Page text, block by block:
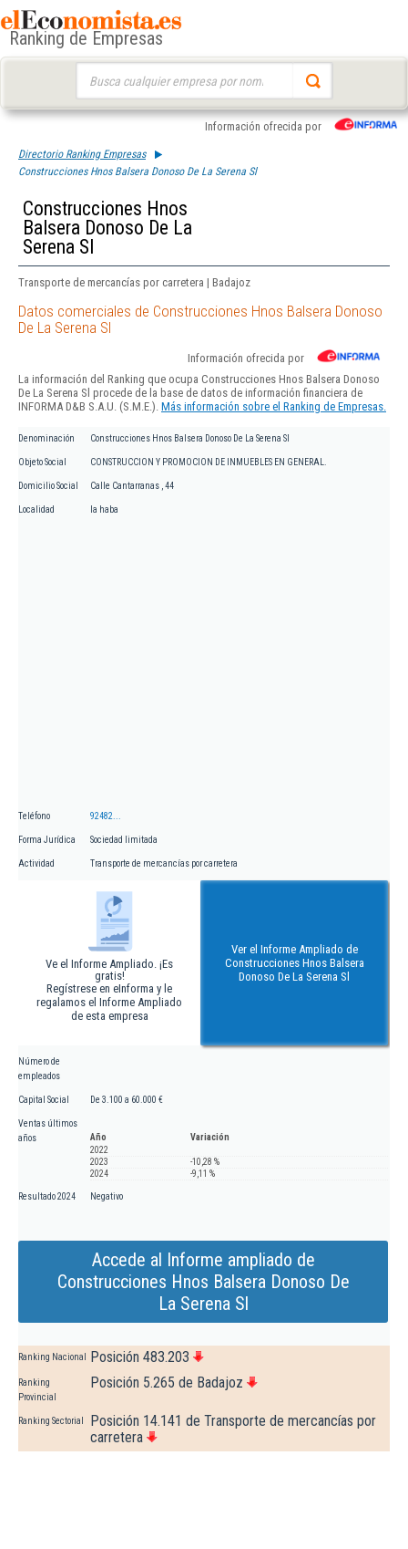
Ranking de Empresas
Información ofrecida por
Directorio Ranking Empresas
Construcciones Hnos Balsera Donoso De La Serena Sl
Construcciones Hnos
Balsera Donoso De La
Serena Sl
Transporte de mercancías por carretera | Badajoz
Datos comerciales de Construcciones Hnos Balsera Donoso
De La Serena Sl
Información ofrecida por
La información del Ranking que ocupa Construcciones Hnos Balsera Donoso
De La Serena Sl procede de la base de datos de información financiera de
INFORMA D&B S.A.U. (S.M.E.). Más información sobre el Ranking de Empresas.
Denominación Construcciones Hnos Balsera Donoso De La Serena Sl
Objeto Social CONSTRUCCION Y PROMOCION DE INMUEBLES EN GENERAL.
Domicilio Social Calle Cantarranas , 44
Localidad la haba
Teléfono 92482...
Forma Jurídica Sociedad limitada
Actividad Transporte de mercancías por carretera
Ve el Informe Ampliado. ¡Es
gratis!
Regístrese en eInforma y le
regalamos el Informe Ampliado
de esta empresa
Ver el Informe Ampliado de
Construcciones Hnos Balsera
Donoso De La Serena Sl
Número de
empleados
Capital Social De 3.100 a 60.000 €
Ventas últimos
años
Año
Variación
2022
2023
-10,28 %
2024
-9,11 %
Resultado 2024 Negativo
Accede al Informe ampliado de
Construcciones Hnos Balsera Donoso De
La Serena Sl
Ranking Nacional Posición 483.203
Ranking
Provincial
Posición 5.265 de Badajoz
Ranking Sectorial
Posición 14.141 de Transporte de mercancías por
carretera